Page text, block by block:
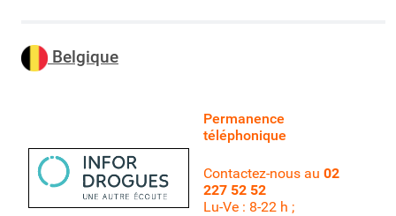
Belgique
Permanence
téléphonique
Contactez-nous au 02
227 52 52
Lu-Ve : 8-22 h ;